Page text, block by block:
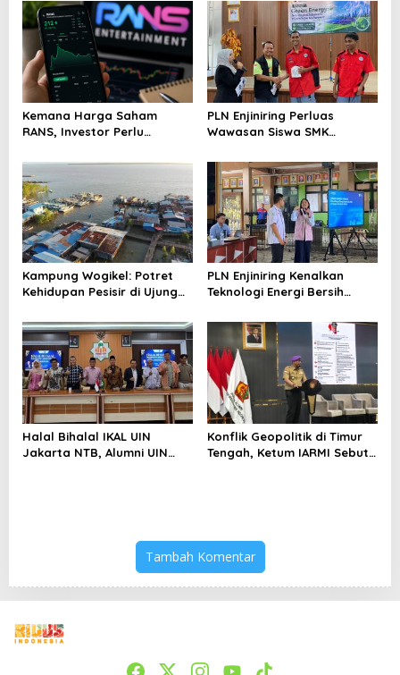
Kemana Harga Saham
RANS, Investor Perlu
Menghindari Spekulasi
Berlebihan
PLN Enjiniring Perluas
Wawasan Siswa SMK
Perubahan Iklim
Kampung Wogikel: Potret
Kehidupan Pesisir di Ujung
Bertahan di Tengah
Keterbatasan
PLN Enjiniring Kenalkan
Teknologi Energi Bersih
Halal Bihalal IKAL UIN
Jakarta NTB, Alumni UIN
Konflik Geopolitik di Timur
Tengah, Ketum IARMI Sebut
Tambah Komentar